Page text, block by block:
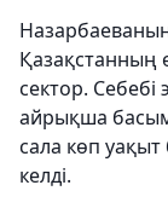
Қазақстанның
сектор.
айрықша
сала көп
келді.